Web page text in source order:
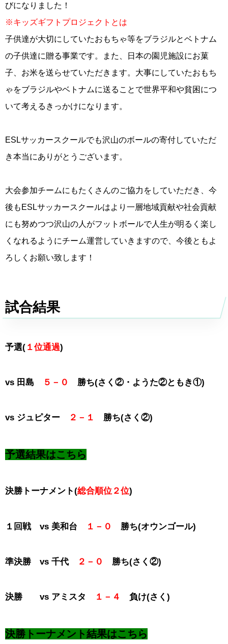
びになりました！
※キッズギフトプロジェクトとは
子供達が大切にしていたおもちゃ等をブラジルとベトナム
の子供達に贈る事業です。また、日本の園児施設にお菓
子、お米を送らせていただきます。大事にしていたおもち
ゃをブラジルやベトナムに送ることで世界平和や貧困につ
いて考えるきっかけになります。
ESLサッカースクールでも沢山のボールの寄付していただ
き本当にありがとうございます。
大会参加チームにもたくさんのご協力をしていただき、今
後もESLサッカースクールはより一層地域貢献や社会貢献
にも努めつつ沢山の人がフットボールで人生が明るく楽し
くなれるようにチーム運営していきますので、今後ともよ
ろしくお願い致します！
試合結果
予選( １位通過)
vs 田島 ５－０ 勝ち(さく②・ようた②ともき①)
vs ジュピター ２－１ 勝ち(さく②)
予選結果はこちら
決勝トーナメント(総合順位２位)
１回戦 vs 美和台 １－０ 勝ち(オウンゴール)
準決勝 vs 千代 ２－０ 勝ち(さく②)
決勝 vs アミスタ １－４ 負け(さく)
決勝トーナメント結果はこちら